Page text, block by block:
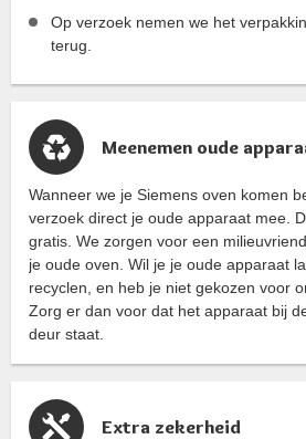
Op verzoek nemen we het
terug.
Meenemen oude
Wanneer we je Siemens oven komen
verzoek direct je oude apparaat mee.
gratis. We zorgen voor een
je oude oven. Wil je je oude apparaat
recyclen, en heb je niet gekozen voor
Zorg er dan voor dat het apparaat bij
deur staat.
Extra zekerheid